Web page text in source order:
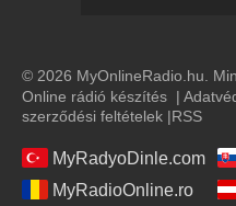
© 2026 MyOnlineRadio.hu.
Online rádió készítés |
szerződési feltételek |RSS
MyRadyoDinle.com
MyRadioOnline.ro